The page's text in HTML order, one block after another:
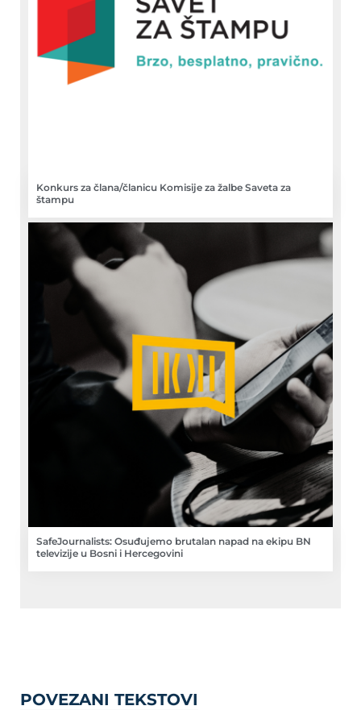
Konkurs za člana/članicu Komisije za žalbe Saveta za
štampu
SafeJournalists: Osuđujemo brutalan napad na ekipu BN
televizije u Bosni i Hercegovini
POVEZANI TEKSTOVI